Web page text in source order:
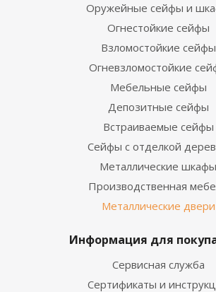
Оружейные сейфы и
Огнестойкие сейфы
Взломостойкие сейфы
Огневзломостойкие
Мебельные сейфы
Депозитные сейфы
Встраиваемые сейфы
Сейфы с отделкой
Металлические шкафы
Производственная
Металлические двери
Информация для
Сервисная служба
Сертификаты и